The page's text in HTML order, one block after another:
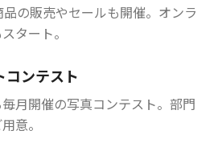
の販売やセールも開催。オンラ
タート。
コンテスト
月開催の写真コンテスト。部門
意。